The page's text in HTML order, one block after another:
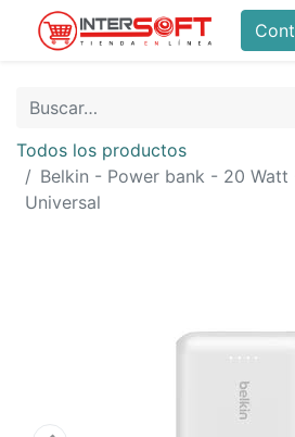
Todos los productos
Belkin - Power bank - 20 Watt
Universal